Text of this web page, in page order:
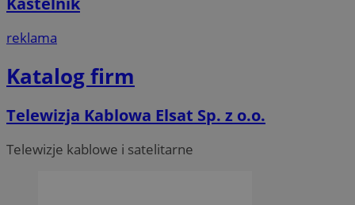
reklama
Katalog firm
Telewizja Kablowa Elsat Sp. z o.o.
Telewizje kablowe i satelitarne